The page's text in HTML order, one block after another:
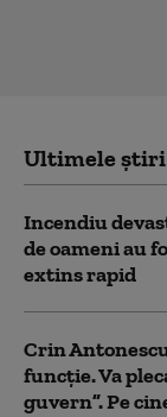
Ultimele știri
Incendiu
de oameni au
extins rapid
Crin
funcție. Va
guvern”. Pe